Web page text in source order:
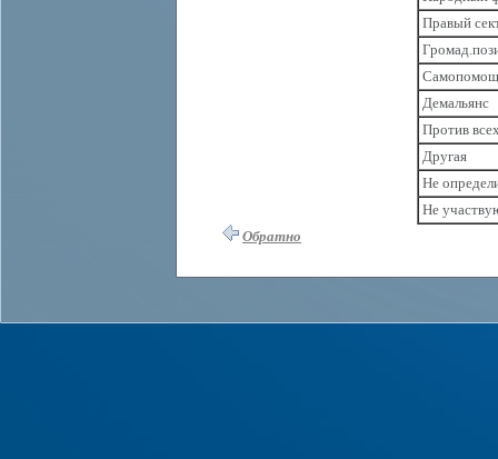
Правый
Демальянс
Против
Другая
Не
Не
Обратно